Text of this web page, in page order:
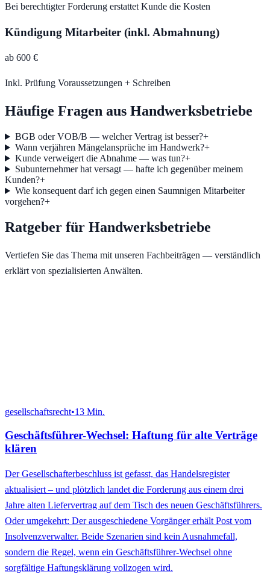
Bei berechtigter Forderung erstattet Kunde die Kosten
Kündigung Mitarbeiter (inkl. Abmahnung)
ab 600 €
Inkl. Prüfung Voraussetzungen + Schreiben
Häufige Fragen aus Handwerksbetriebe
BGB oder VOB/B — welcher Vertrag ist besser?+
Wann verjähren Mängelansprüche im Handwerk?+
Kunde verweigert die Abnahme — was tun?+
Subunternehmer hat versagt — hafte ich gegenüber meinem
Kunden?+
Wie konsequent darf ich gegen einen Saumnigen Mitarbeiter
vorgehen?+
Ratgeber für Handwerksbetriebe
Vertiefen Sie das Thema mit unseren Fachbeiträgen — verständlich
erklärt von spezialisierten Anwälten.
gesellschaftsrecht•13 Min.
Geschäftsführer-Wechsel: Haftung für alte Verträge
klären
Der Gesellschafterbeschluss ist gefasst, das Handelsregister
aktualisiert – und plötzlich landet die Forderung aus einem drei
Jahre alten Liefervertrag auf dem Tisch des neuen Geschäftsführers.
Oder umgekehrt: Der ausgeschiedene Vorgänger erhält Post vom
Insolvenzverwalter. Beide Szenarien sind kein Ausnahmefall,
sondern die Regel, wenn ein Geschäftsführer-Wechsel ohne
sorgfältige Haftungsklärung vollzogen wird.